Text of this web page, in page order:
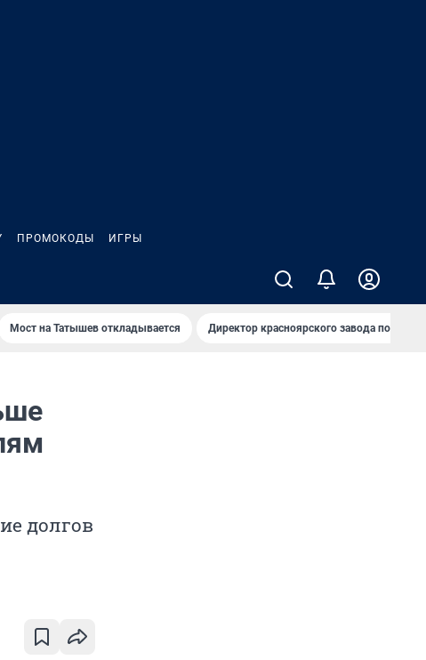
ПРОМОКОДЫ ИГРЫ
Мост на Татышев откладывается Директор красноярского завода под
долгов